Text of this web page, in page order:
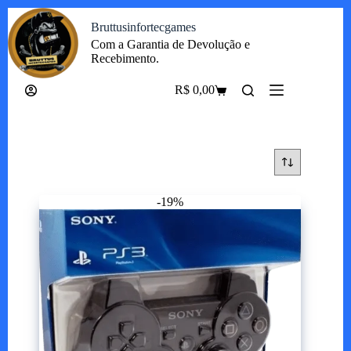
Pular
para
o
conteúdo
Bruttusinfortecgames
Com a Garantia de Devolução e
Recebimento.
Carrinho
R$0,00
-19%